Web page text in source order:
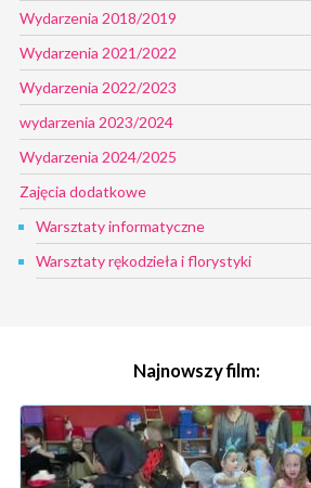
Wydarzenia 2018/2019
Wydarzenia 2021/2022
Wydarzenia 2022/2023
wydarzenia 2023/2024
Wydarzenia 2024/2025
Zajęcia dodatkowe
Warsztaty informatyczne
Warsztaty rękodzieła i florystyki
Najnowszy film: